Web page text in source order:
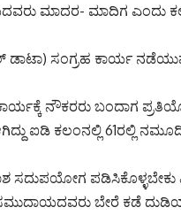
ಮಾದರ- ಮಾದಿಗ ಎಂದು
ಡಾಟಾ) ಸಂಗ್ರಹ ಕಾರ್ಯ
ನೌಕರರು ಬಂದಾಗ
ಐಡಿ ಕಲಂನಲ್ಲಿ 61ರಲ್ಲಿ
ಪಡಿಸಿಕೊಳ್ಳಬೇಕು
ಬೇರೆ ಕಡೆ